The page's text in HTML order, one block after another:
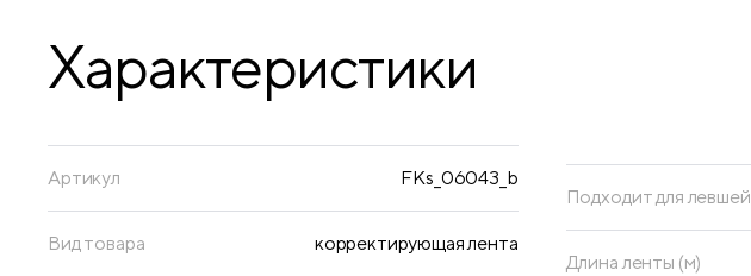
Характеристики
Артикул FKs_06043_b
Вид товара корректирующая лента
Подходит для левшей
Длина ленты (м)